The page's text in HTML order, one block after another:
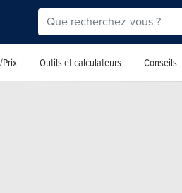
Outils et calculateurs Conseils